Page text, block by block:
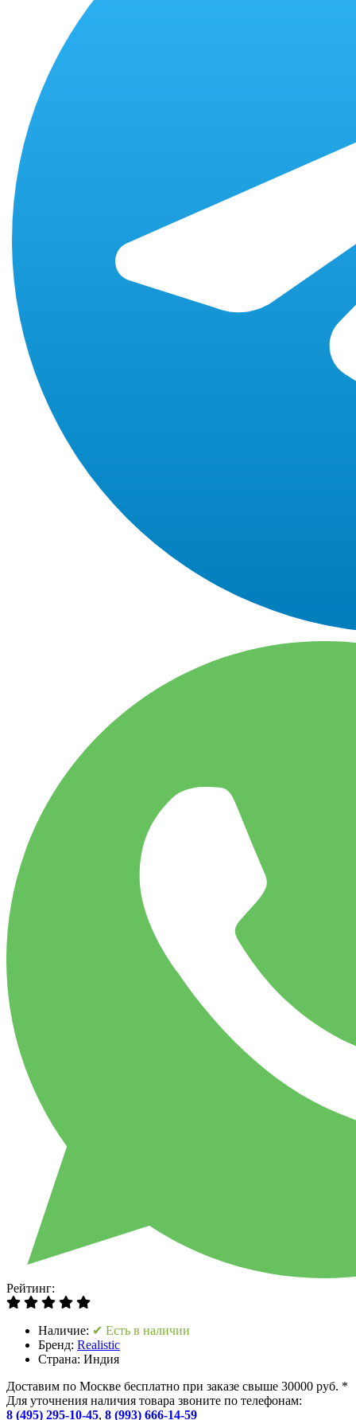
Рейтинг:
Наличие: ✔ Есть в наличии
Бренд: Realistic
Страна: Индия
Доставим по Москве бесплатно при заказе свыше 30000 руб. *
Для уточнения наличия товара звоните по телефонам:
8 (495) 295-10-45, 8 (993) 666-14-59